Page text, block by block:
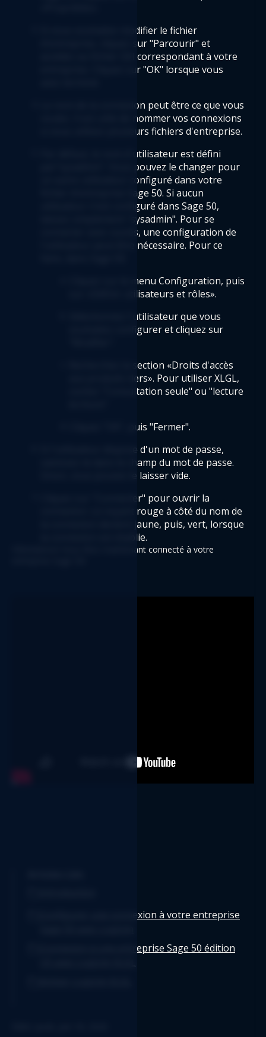
Si vous souhaitez modifier le fichier
d'entreprise, cliquez sur "Parcourir" et
accédez au fichier SAI correspondant à votre
entreprise. Cliquez sur "OK" lorsque vous
Le nom de la connexion peut être ce que vous
voulez. Il est utile de nommer vos connexions
si vous utilisez plusieurs fichiers d'entreprise.
Par défaut, le nom d'utilisateur est défini
par"sysadmin". Vous pouvez le changer pour
un autre utilisateur configuré dans votre
fichier d'entreprise Sage 50. Si aucun
utilisateur n'est configuré dans Sage 50,
laissez simplement "sysadmin". Pour se
connecter avec succès, une configuration de
l'utilisateur peut être nécessaire. Pour ce
Cliquez sur le menu Configuration, puis
sur «Définir utilisateurs et rôles».
Sélectionnez l'utilisateur que vous
souhaitez configurer et cliquez sur
Recherchez la section «Droits d'accès
aux produits tiers». Pour utiliser XLGL,
cochez "Consultation seule" ou "lecture
Cliquez "OK", puis "Fermer".
Si l'utilisateur dispose d'un mot de passe,
saisissez-le dans le champ du mot de passe.
Sinon, vous pouvez le laisser vide.
Cliquez sur "Connecter" pour ouvrir la
connexion. Le voyant rouge à côté du nom de
la connexion devient jaune, puis, vert, lorsque
la connexion est établie.
Félicitations! Vous êtes maintenant connecté à votre
Configurer une connexion à votre entreprise
Connexion à une entreprise Sage 50 édition